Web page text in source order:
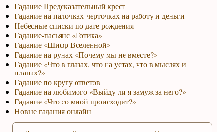
Гадание Предсказательный крест
Гадание на палочках-черточках на работу и деньги
Небесные списки по дате рождения
Гадание-пасьянс «Готика»
Гадание «Шифр Вселенной»
Гадание на рунах «Почему мы не вместе?»
Гадание «Что в глазах, что на устах, что в мыслях и
планах?»
Гадание по кругу ответов
Гадание на любимого «Выйду ли я замуж за него?»
Гадание «Что со мной происходит?»
Новые гадания онлайн